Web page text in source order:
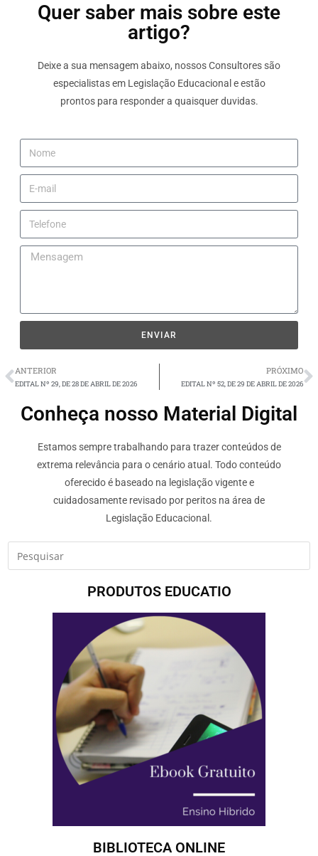
Quer saber mais sobre este
artigo?
Deixe a sua mensagem abaixo, nossos Consultores são
especialistas em Legislação Educacional e estão
prontos para responder a quaisquer duvidas.
ENVIAR
ANTERIOR
EDITAL Nº 29, DE 28 DE ABRIL DE 2026
PRÓXIMO
EDITAL Nº 52, DE 29 DE ABRIL DE 2026
Conheça nosso Material Digital
Estamos sempre trabalhando para trazer conteúdos de
extrema relevância para o cenário atual. Todo conteúdo
oferecido é baseado na legislação vigente e
cuidadosamente revisado por peritos na área de
Legislação Educacional.
PRODUTOS EDUCATIO
BIBLIOTECA ONLINE